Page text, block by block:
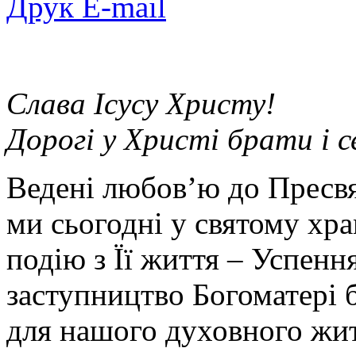
Слава Ісусу Христу!
Дорогі у Христі брати і
Ведені любов’ю до
ми сьогодні у святому
подію з Її життя –
заступництво Богоматері
для нашого духовного